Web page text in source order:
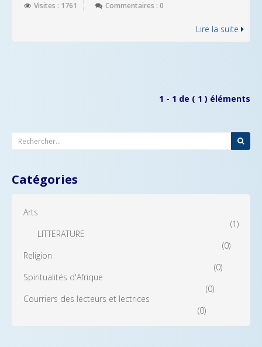
Visites : 1761 Commentaires : 0
Lire la suite
1 - 1 de ( 1 ) éléments
Catégories
Arts
(1)
LITTERATURE
(0)
Religion
(0)
Spiritualités d'Afrique
(0)
Courriers des lecteurs et lectrices
(0)